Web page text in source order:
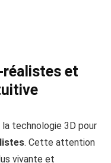
réalistes et
technologie 3D pour
. Cette attention
vivante et